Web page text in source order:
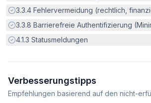
Erfüllt:
3.3.4 Fehlervermeidung (rechtlich,
Erfüllt:
3.3.8 Barrierefreie Authentifizierung
Erfüllt:
4.1.3 Statusmeldungen
Verbesserungstipps
Empfehlungen basierend auf den nicht-